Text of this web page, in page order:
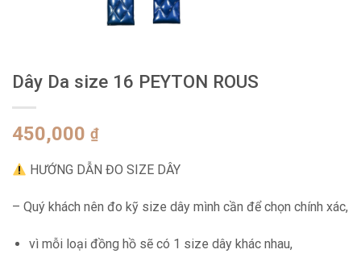
Dây Da size 16 PEYTON ROUS
450,000 ₫
HƯỚNG DẪN ĐO SIZE DÂY
– Quý khách nên đo kỹ size dây mình cần để chọn chính xác,
vì mỗi loại đồng hồ sẽ có 1 size dây khác nhau,